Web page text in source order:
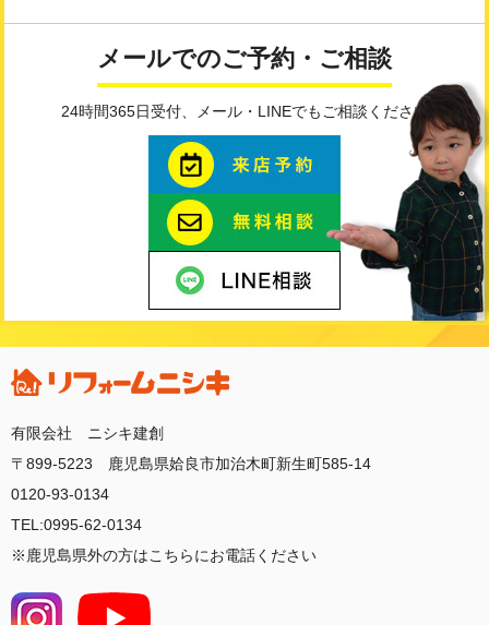
メールでのご予約・ご相談
24時間365日受付、メール・LINEでもご相談ください
有限会社 ニシキ建創
〒899-5223 鹿児島県姶良市加治木町新生町585-14
0120-93-0134
TEL:0995-62-0134
※鹿児島県外の方はこちらにお電話ください